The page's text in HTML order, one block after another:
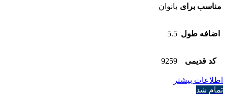
مناسب برای بانوان
اضافه طول 5.5
کد قدیمی 9259
اطلاعات بیشتر
تمام شد